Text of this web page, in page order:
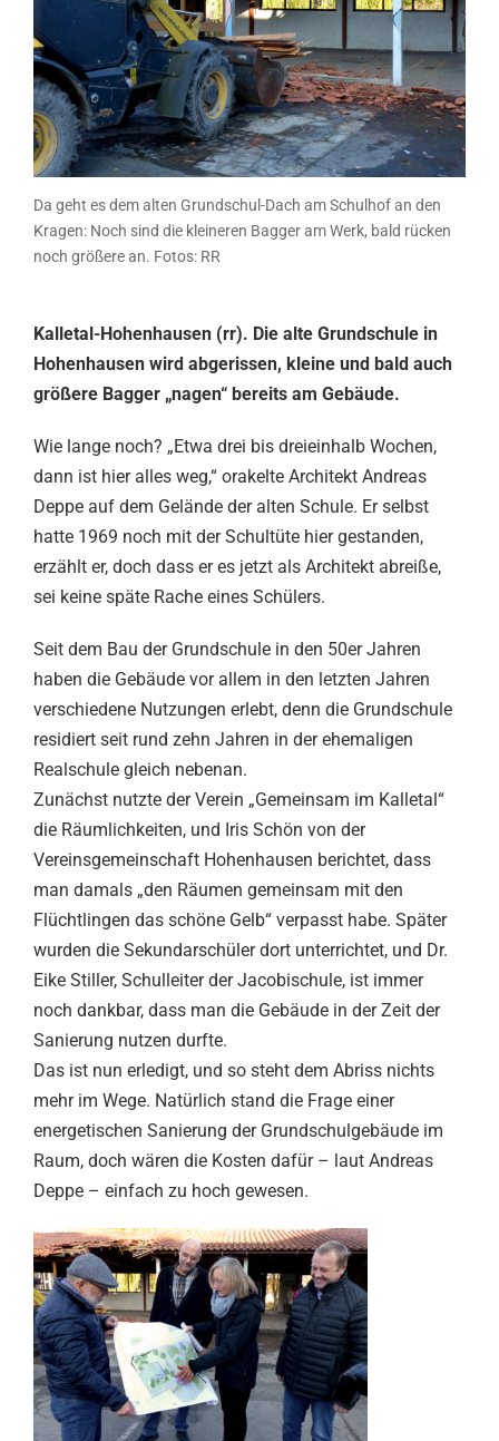
Da geht es dem alten Grundschul-Dach am Schulhof an den
Kragen: Noch sind die kleineren Bagger am Werk, bald rücken
noch größere an. Fotos: RR
Kalletal-Hohenhausen (rr). Die alte Grundschule in
Hohenhausen wird abgerissen, kleine und bald auch
größere Bagger „nagen“ bereits am Gebäude.
Wie lange noch? „Etwa drei bis dreieinhalb Wochen,
dann ist hier alles weg,“ orakelte Architekt Andreas
Deppe auf dem Gelände der alten Schule. Er selbst
hatte 1969 noch mit der Schultüte hier gestanden,
erzählt er, doch dass er es jetzt als Architekt abreiße,
sei keine späte Rache eines Schülers.
Seit dem Bau der Grundschule in den 50er Jahren
haben die Gebäude vor allem in den letzten Jahren
verschiedene Nutzungen erlebt, denn die Grundschule
residiert seit rund zehn Jahren in der ehemaligen
Realschule gleich nebenan.
Zunächst nutzte der Verein „Gemeinsam im Kalletal“
die Räumlichkeiten, und Iris Schön von der
Vereinsgemeinschaft Hohenhausen berichtet, dass
man damals „den Räumen gemeinsam mit den
Flüchtlingen das schöne Gelb“ verpasst habe. Später
wurden die Sekundarschüler dort unterrichtet, und Dr.
Eike Stiller, Schulleiter der Jacobischule, ist immer
noch dankbar, dass man die Gebäude in der Zeit der
Sanierung nutzen durfte.
Das ist nun erledigt, und so steht dem Abriss nichts
mehr im Wege. Natürlich stand die Frage einer
energetischen Sanierung der Grundschulgebäude im
Raum, doch wären die Kosten dafür – laut Andreas
Deppe – einfach zu hoch gewesen.